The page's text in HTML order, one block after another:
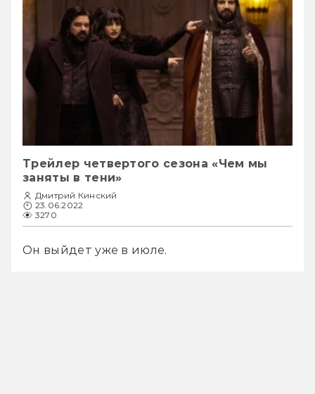
Трейлер четвертого сезона «Чем мы
заняты в тени»
Дмитрий Кинский
23.06.2022
3270
Он выйдет уже в июле.